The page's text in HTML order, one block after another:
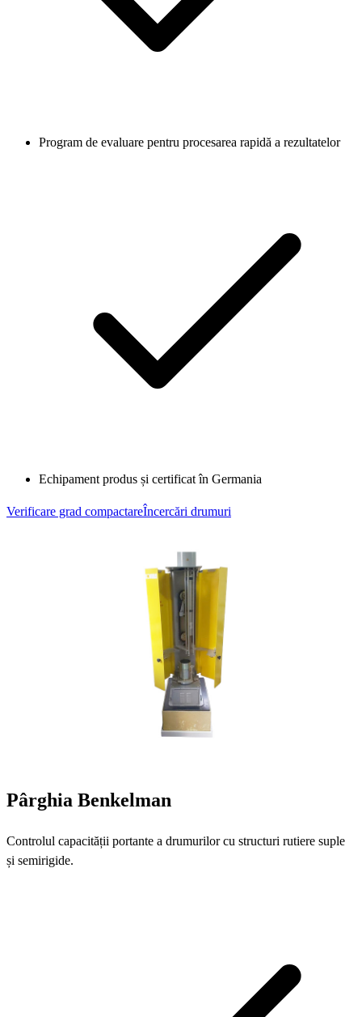
Program de evaluare pentru procesarea rapidă a rezultatelor
Echipament produs și certificat în Germania
Verificare grad compactareÎncercări drumuri
Pârghia Benkelman
Controlul capacității portante a drumurilor cu structuri rutiere suple
și semirigide.